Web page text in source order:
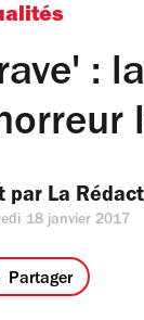
:
par La
18 janvier 2017
Partager